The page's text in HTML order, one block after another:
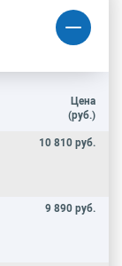
Цена
(руб.)
10 810 руб.
9 890 руб.